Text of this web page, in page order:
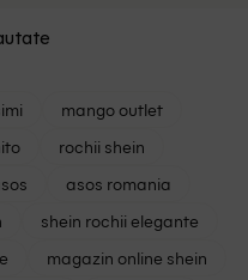
mango outlet
rochii shein
asos romania
shein rochii elegante
magazin online shein